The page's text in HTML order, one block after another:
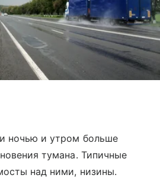
ночью и утром больше
тумана. Типичные
над ними, низины.